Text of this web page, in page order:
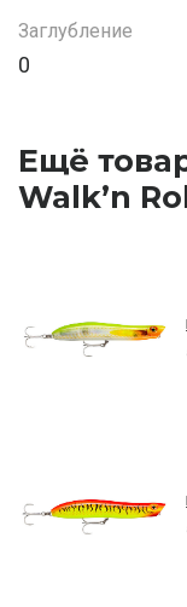
Заглубление
0
Ещё
Walk’n